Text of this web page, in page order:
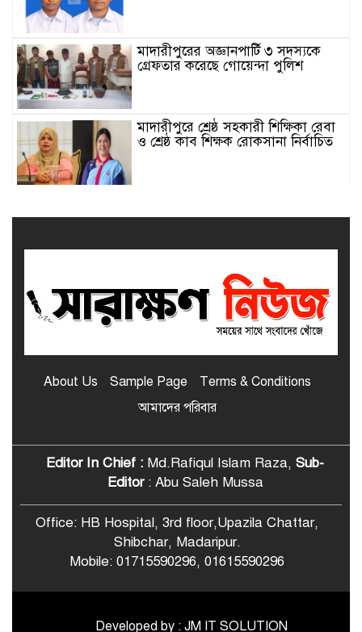
মাদারীপুরের অজ্ঞানপার্টি ৩ সদস্যকে
গ্রেফতার করেছে গোয়েন্দা পুলিশ
মাদারীপুরে শ্রেষ্ঠ সহকারী শিক্ষিকা রেবা
ও শ্রেষ্ঠ কাব শিক্ষক রোকসানা নির্বাচিত
শিবচরের সেলিনা
মাদারীপুর জেলার শ্রেষ্ঠ প্রধান শিক্ষক
নির্বাচিত হলেন শিবচরের ইদ্রিশ আলী
শিবচরে আত্মপ্রকাশ হলো “শিবচর পোস্ট
অ্যালায়েন্স”
অভিযোগ, পুড়ে ছাই ঘরবাড়ি ও
মালামাল
শিবচরে শিক্ষার্থীদের জন্য বিনামূল্যে বাস
ভাড়ার ব্যবস্থা করে দিলেন ছাত্রদল নেতা
আটকে অতিরিক্ত টাকা আদায়ের
About Us Sample Page
Terms & Conditions
আমাদের পরিবার
Editor In Chief : Md.Rafiqul Islam Raza, Sub-
Editor: Abu Saleh Mussa
Office: HB Hospital, 3rd floor,Upazila Chattar,
Shibchar, Madaripur.
Mobile: 01715590296, 01615590296
Developed by : JM IT SOLUTION